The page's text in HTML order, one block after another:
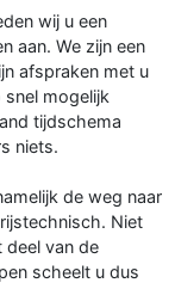
wij u een
aan. We zijn een
afspraken met u
mogelijk
tijdschema
niets.
de weg naar
Niet
deel van de
scheelt u dus